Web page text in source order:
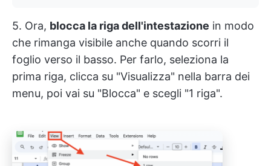
5. Ora, blocca la riga dell'intestazione in modo
che rimanga visibile anche quando scorri il
foglio verso il basso. Per farlo, seleziona la
prima riga, clicca su "Visualizza" nella barra dei
menu, poi vai su "Blocca" e scegli "1 riga".